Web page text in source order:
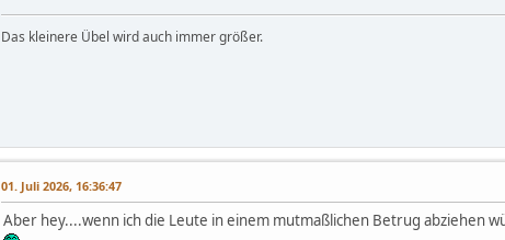
Das kleinere Übel wird auch immer größer.
01. Juli 2026, 16:36:47
Aber hey....wenn ich die Leute in einem mutmaßlichen Betrug abziehen